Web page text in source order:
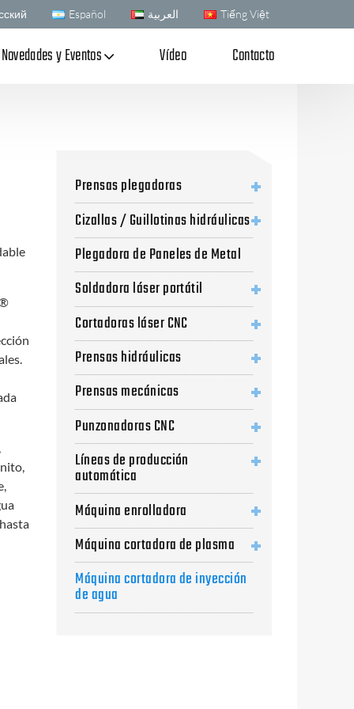
Español العربية Tiếng Việt
Novedades y Eventos Vídeo Contacto
Prensas plegadoras
Cizallas / Guillotinas hidráulicas
Plegadora de Paneles de Metal
Soldadora láser portátil
Cortadoras láser CNC
Prensas hidráulicas
Prensas mecánicas
Punzonadoras CNC
Líneas de producción
automática
Máquina enrolladora
Máquina cortadora de plasma
Máquina cortadora de inyección
de agua